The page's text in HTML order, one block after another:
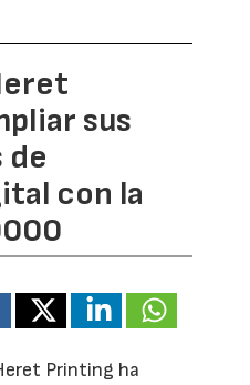
sus
de
con la
Printing ha